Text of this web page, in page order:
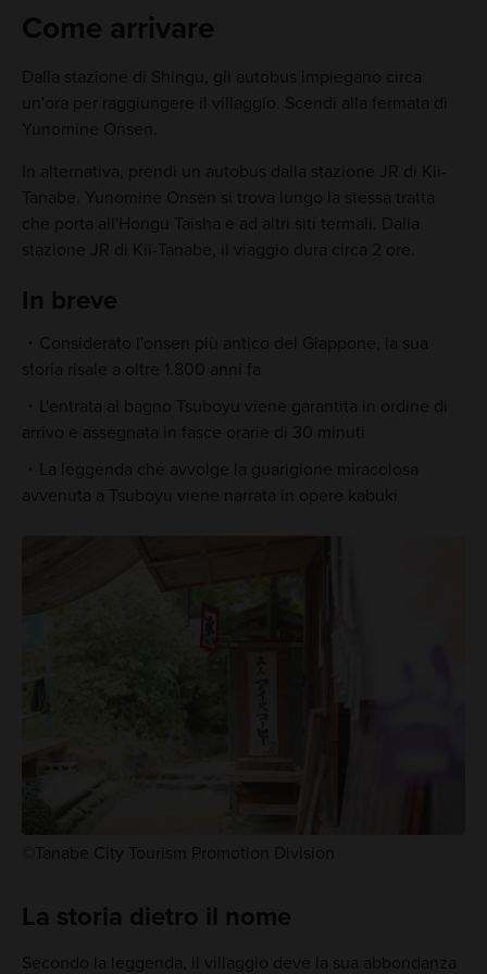
Come arrivare
Dalla stazione di Shingu, gli autobus impiegano circa
un'ora per raggiungere il villaggio. Scendi alla fermata di
Yunomine Onsen.
In alternativa, prendi un autobus dalla stazione JR di Kii-
Tanabe. Yunomine Onsen si trova lungo la stessa tratta
che porta all'Hongu Taisha e ad altri siti termali. Dalla
stazione JR di Kii-Tanabe, il viaggio dura circa 2 ore.
In breve
Considerato l'onsen più antico del Giappone, la sua
storia risale a oltre 1.800 anni fa
L'entrata al bagno Tsuboyu viene garantita in ordine di
arrivo e assegnata in fasce orarie di 30 minuti
La leggenda che avvolge la guarigione miracolosa
avvenuta a Tsuboyu viene narrata in opere kabuki
©Tanabe City Tourism Promotion Division
La storia dietro il nome
Secondo la leggenda, il villaggio deve la sua abbondanza